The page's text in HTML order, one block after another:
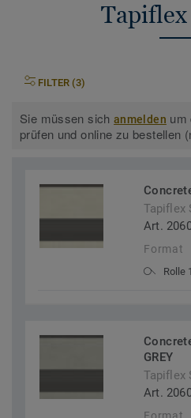
Tapiflex
FILTER (3)
Sie müssen sichanmelden um
prüfen und online zu bestellen
Tapiflex
Art.
Format
Rolle
GREY
Tapiflex
Art.